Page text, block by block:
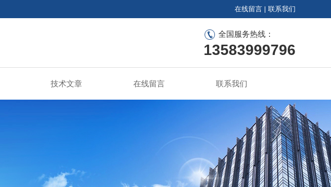
在线留言 | 联系我们
全国服务热线：
13583999796
技术文章 在线留言 联系我们